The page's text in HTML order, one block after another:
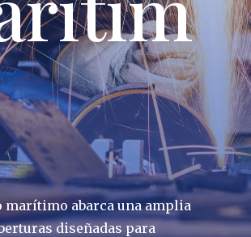
marítimo abarca una amplia
diseñadas para